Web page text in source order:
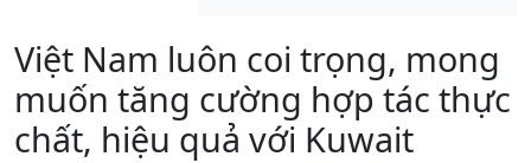
Việt Nam luôn coi trọng, mong
muốn tăng cường hợp tác thực
chất, hiệu quả với Kuwait